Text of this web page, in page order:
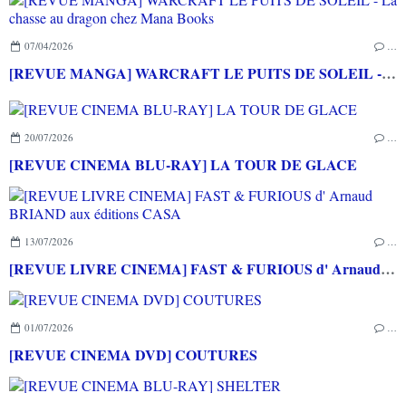
07/04/2026
[REVUE MANGA] WARCRAFT LE PUITS DE SOLEIL - La chasse au dragon chez Mana Books
20/07/2026
[REVUE CINEMA BLU-RAY] LA TOUR DE GLACE
13/07/2026
[REVUE LIVRE CINEMA] FAST & FURIOUS d' Arnaud BRIAND aux éditions CASA
01/07/2026
[REVUE CINEMA DVD] COUTURES